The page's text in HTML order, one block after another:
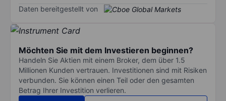
Daten bereitgestellt von
Möchten Sie mit dem Investieren beginnen?
Handeln Sie Aktien mit einem Broker, dem über 1.5
Millionen Kunden vertrauen. Investitionen sind mit Risiken
verbunden. Sie können einen Teil oder den gesamten
Betrag Ihrer Investition verlieren.